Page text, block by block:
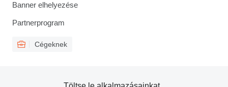
Banner elhelyezése
Partnerprogram
Cégeknek